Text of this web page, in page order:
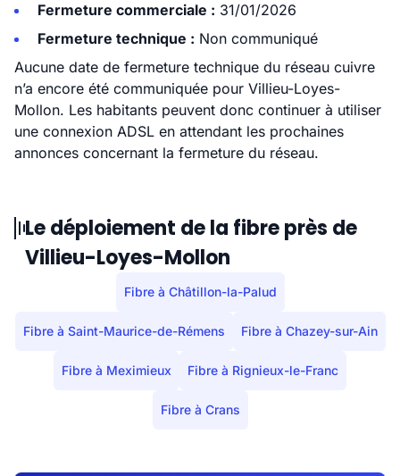
Fermeture commerciale : 31/01/2026
Fermeture technique : Non communiqué
Aucune date de fermeture technique du réseau cuivre
n’a encore été communiquée pour Villieu-Loyes-
Mollon. Les habitants peuvent donc continuer à utiliser
une connexion ADSL en attendant les prochaines
annonces concernant la fermeture du réseau.
Le déploiement de la fibre près de
Villieu-Loyes-Mollon
Fibre à Châtillon-la-Palud
Fibre à Saint-Maurice-de-Rémens Fibre à Chazey-sur-Ain
Fibre à Meximieux Fibre à Rignieux-le-Franc
Fibre à Crans